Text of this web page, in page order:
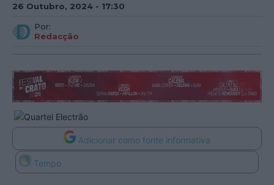
26 Outubro, 2024 - 17:30
Por:
Redacção
Adicionar como fonte informativa
Tempo